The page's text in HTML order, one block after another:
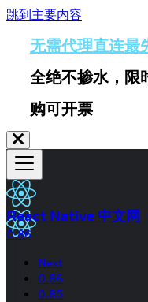
跳到主要内容
无需代理直连最
全绝不掺水，限
购可开票
React Native 中文网
0.86
Next
0.86
0.85